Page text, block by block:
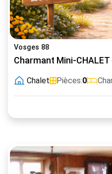
Vosges 88
Charmant Mini-
Chalet Pièces:0